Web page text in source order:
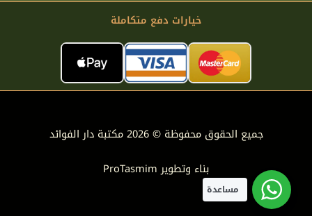
خيارات دفع متكاملة
جميع الحقوق محفوظة © 2026 مكتبة دار الفوائد
بناء وتطويرProTasmim
مساعدة